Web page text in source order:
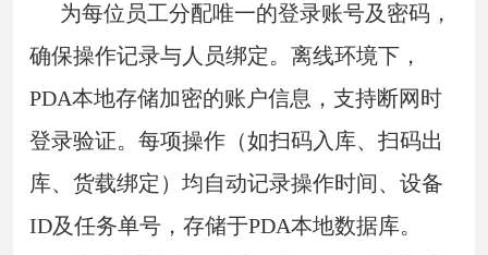
为每位员工分配唯一的登录账号及密码，
确保操作记录与人员绑定。离线环境下，
PDA本地存储加密的账户信息，支持断网时
登录验证。每项操作（如扫码入库、扫码出
库、货载绑定）均自动记录操作时间、设备
ID及任务单号，存储于PDA本地数据库。